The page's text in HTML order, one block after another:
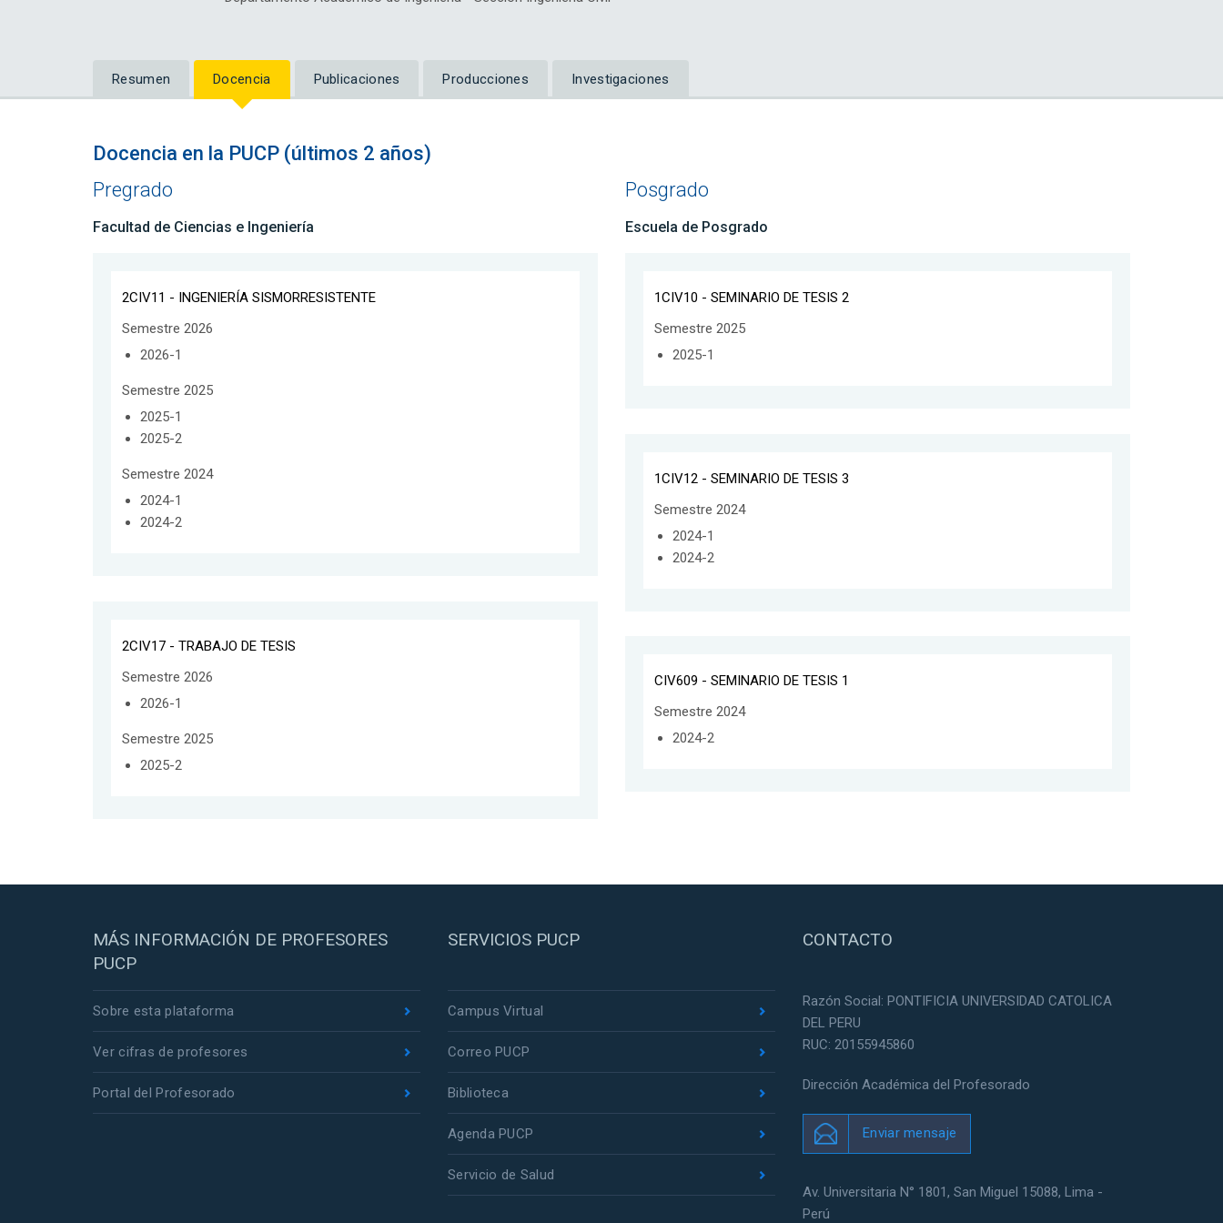
Resumen Docencia Publicaciones Producciones Investigaciones
Docencia en la PUCP (últimos 2 años)
Pregrado
Facultad de Ciencias e Ingeniería
2CIV11 - INGENIERÍA SISMORRESISTENTE
Semestre 2026
2026-1
Semestre 2025
2025-1
2025-2
Semestre 2024
2024-1
2024-2
2CIV17 - TRABAJO DE TESIS
Semestre 2026
2026-1
Semestre 2025
2025-2
Posgrado
Escuela de Posgrado
1CIV10 - SEMINARIO DE TESIS 2
Semestre 2025
2025-1
1CIV12 - SEMINARIO DE TESIS 3
Semestre 2024
2024-1
2024-2
CIV609 - SEMINARIO DE TESIS 1
Semestre 2024
2024-2
MÁS INFORMACIÓN DE PROFESORES
PUCP
Sobre esta plataforma
Ver cifras de profesores
Portal del Profesorado
SERVICIOS PUCP
Campus Virtual
Correo PUCP
Biblioteca
Agenda PUCP
Servicio de Salud
CONTACTO
Razón Social: PONTIFICIA UNIVERSIDAD CATOLICA
DEL PERU
RUC: 20155945860
Dirección Académica del Profesorado
Enviar mensaje
Av. Universitaria N° 1801, San Miguel 15088, Lima -
Perú